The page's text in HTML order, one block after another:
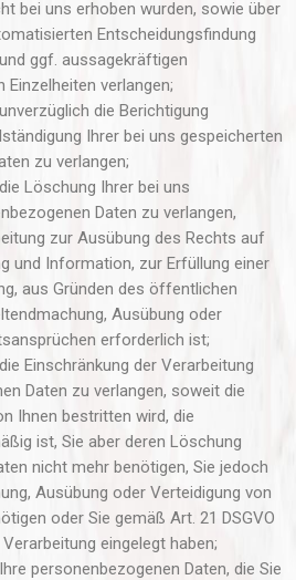
bei uns erhoben wurden, sowie über
Entscheidungsfindung
ggf. aussagekräftigen
verlangen;
die Berichtigung
Ihrer bei uns gespeicherten
zu verlangen;
Löschung Ihrer bei uns
Daten zu verlangen,
zur Ausübung des Rechts auf
und Information, zur Erfüllung einer
aus Gründen des öffentlichen
Ausübung oder
erforderlich ist;
Einschränkung der Verarbeitung
Daten zu verlangen, soweit die
Ihnen bestritten wird, die
ist, Sie aber deren Löschung
nicht mehr benötigen, Sie jedoch
Ausübung oder Verteidigung von
oder Sie gemäß Art. 21 DSGVO
eingelegt haben;
personenbezogenen Daten, die Sie